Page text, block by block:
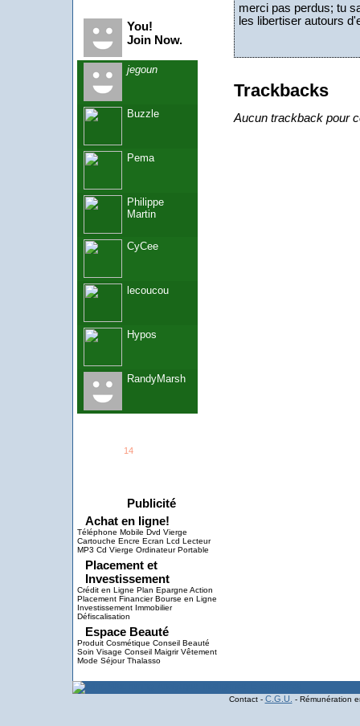
You!
Join Now.
jegoun
Buzzle
Pema
Philippe
Martin
CyCee
lecoucou
Hypos
RandyMarsh
14members...
Publicité
Achat en ligne!
Téléphone Mobile Dvd Vierge
Cartouche Encre Ecran Lcd Lecteur
MP3 Cd Vierge Ordinateur Portable
Placement et
Investissement
Crédit en Ligne Plan Epargne Action
Placement Financier Bourse en Ligne
Investissement Immobilier
Défiscalisation
Espace Beauté
Produit Cosmétique Conseil Beauté
Soin Visage Conseil Maigrir Vêtement
Mode Séjour Thalasso
merci pas perdus; tu
les libertiser autours
Trackbacks
Aucun trackback pour
Contact - C.G.U. - Rémunération